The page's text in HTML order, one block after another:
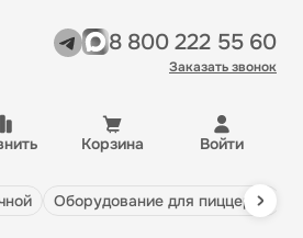
8 800 222 55 60
Заказать звонок
Корзина Войти
оборудование для пиццерии